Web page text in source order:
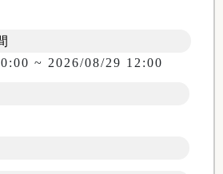
~ 2026/08/29 12:00